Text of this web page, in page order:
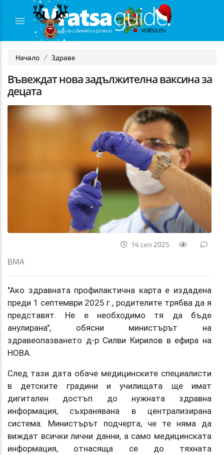
Начало Здраве
Въвеждат нова задължителна ваксина за
децата
14 сеп 2025
ВМА
"Ако здравната профилактична карта е издадена
преди 1 септември 2025 г., родителите трябва да я
представят. Не е необходимо тя да бъде
анулирана", обясни министърът на
здравеопазването д-р Силви Кирилов в ефира на
НОВА.
След тази дата обаче медицинските специалисти
в детските градини и училищата ще имат
дигитален достъп до нужната здравна
информация, съхранявана в централизирана
система. Министърът подчерта, че те няма да
виждат всички лични данни, а само медицинската
информация, отнасяща се до тяхната